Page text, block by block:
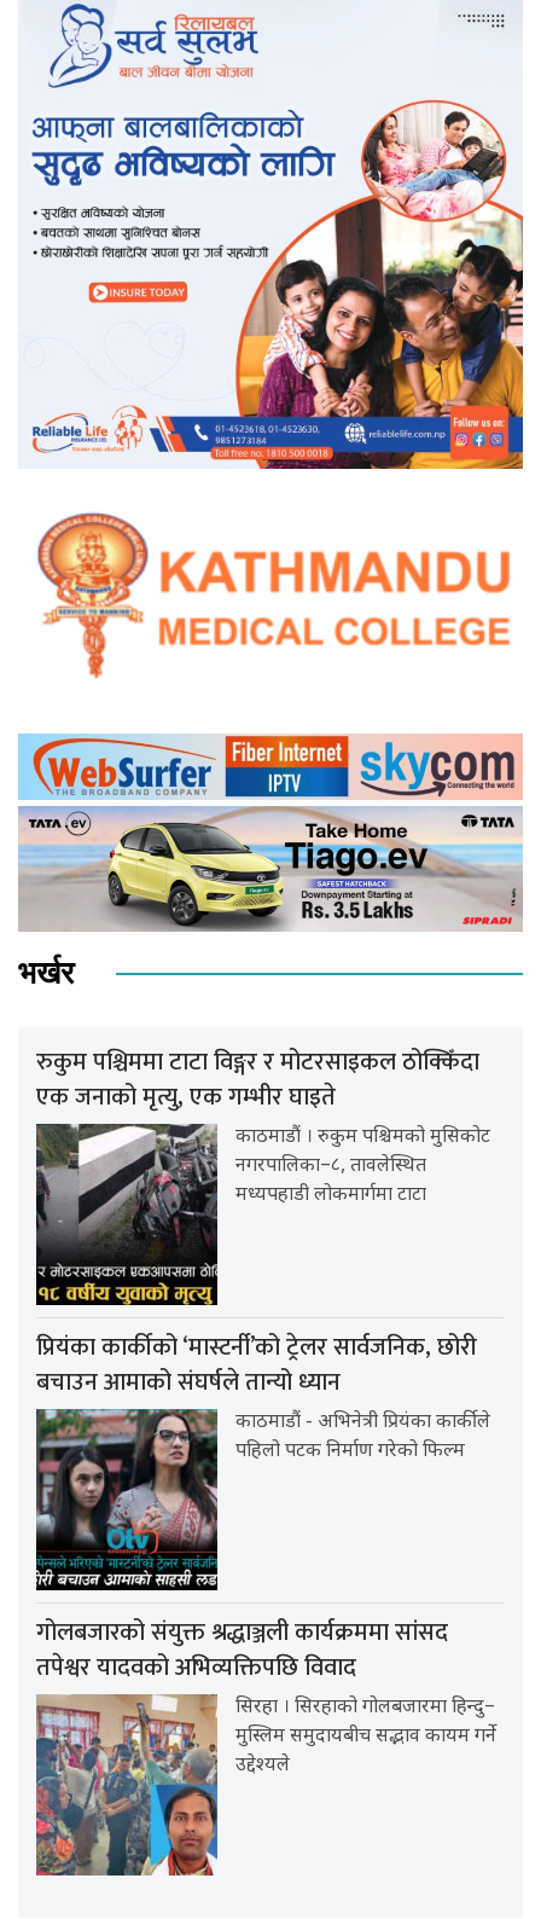
भर्खर
रुकुम पश्चिममा टाटा विङ्गर र मोटरसाइकल ठोक्किँदा
एक जनाको मृत्यु, एक गम्भीर घाइते
काठमाडौं । रुकुम पश्चिमको मुसिकोट
नगरपालिका–८, तावलेस्थित
मध्यपहाडी लोकमार्गमा टाटा
प्रियंका कार्कीको ‘मास्टर्नी’को ट्रेलर सार्वजनिक, छोरी
बचाउन आमाको संघर्षले तान्यो ध्यान
काठमाडौं - अभिनेत्री प्रियंका कार्कीले
पहिलो पटक निर्माण गरेको फिल्म
गोलबजारको संयुक्त श्रद्धाञ्जली कार्यक्रममा सांसद
तपेश्वर यादवको अभिव्यक्तिपछि विवाद
सिरहा । सिरहाको गोलबजारमा हिन्दु–
मुस्लिम समुदायबीच सद्भाव कायम गर्ने
उद्देश्यले